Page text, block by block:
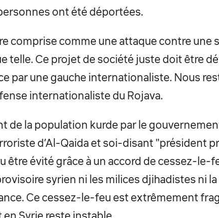
ont été déportées.
comprise comme une attaque contre une
telle. Ce projet de société juste doit être
par une gauche internationaliste. Nous
internationaliste du Rojava.
de la population kurde par le
d’Al-Qaida et soi-disant "président
être évité grâce à un accord de cessez-le-
syrien ni les milices djihadistes ni la
Ce cessez-le-feu est extrêmement
en Syrie reste instable.